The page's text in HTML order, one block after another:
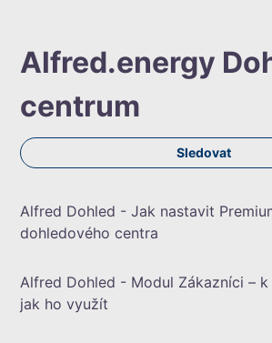
Alfred.energy
centrum
Sledovat
Alfred Dohled - Jak nastavit
dohledového centra
Alfred Dohled - Modul Zákazníci –
jak ho využít